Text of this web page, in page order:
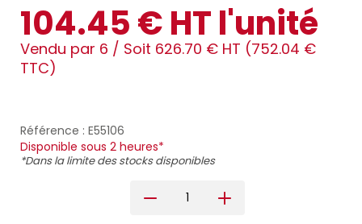
104.45 € HT l'unité
Vendu par 6 / Soit 626.70 € HT (752.04 €
TTC)
Référence : E55106
Disponible sous 2 heures*
*Dans la limite des stocks disponibles